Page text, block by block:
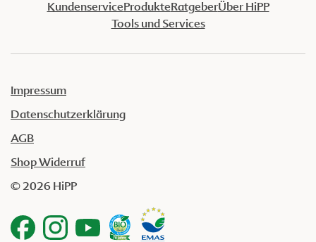
KundenserviceProdukteRatgeberÜber HiPP
Tools und Services
Impressum
Datenschutzerklärung
AGB
Shop Widerruf
© 2026 HiPP